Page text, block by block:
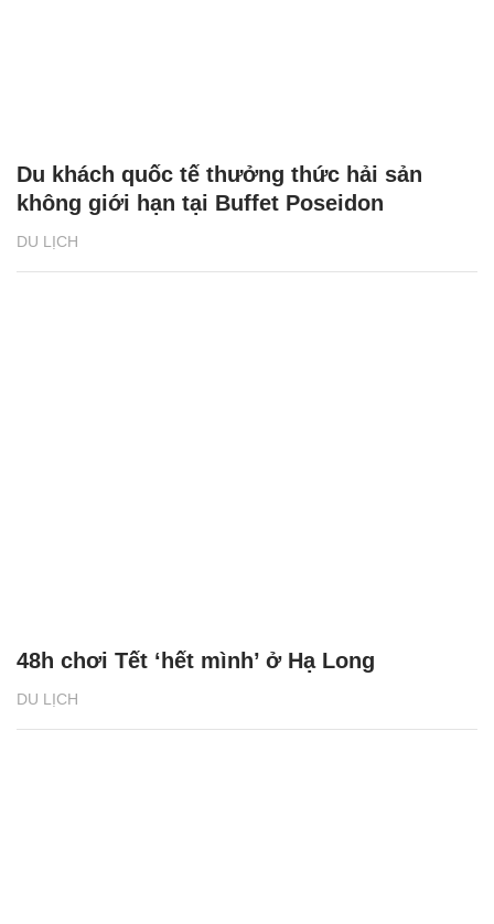
DU LỊCH
Du khách quốc tế thưởng thức hải sản
không giới hạn tại Buffet Poseidon
DU LỊCH
48h chơi Tết ‘hết mình’ ở Hạ Long